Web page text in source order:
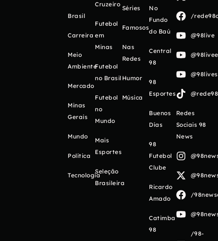
Brasil
Carreira
Meio
Ambiente
Mercado
Minas
Gerais
Mundo
Política
Tecnologia
Cruzeiro
Futebol
em
Minas
Futebol
no Brasil
Futebol
no
Mundo
Mais
Esportes
Seleção
Brasileira
Séries
Famosos
Nas
Redes
Humor
Música
No
Fundo
do Baú
Central
98
98
Esportes
Buenos
Días
98
Futebol
Clube
Ricardo
Amado
Catimba
98
/
@98live
Redes
Sociais 98
News
/
/98-